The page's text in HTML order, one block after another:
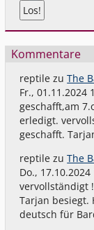
Kommentare
reptile zuThe
Fr., 01.11.2024
geschafft,am
erledigt.
geschafft.
reptile zuThe
Do., 17.10.2024
vervollständigt
Tarjan besiegt.
deutsch für